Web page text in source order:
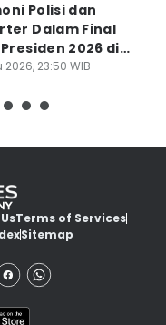
Polisi dan
Dalam Final
2026 di
2026, 23:50 WIB
Terms of Services
Sitemap